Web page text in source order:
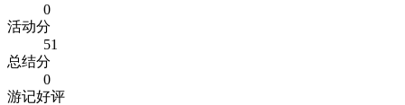
0
活动分
51
总结分
0
游记好评